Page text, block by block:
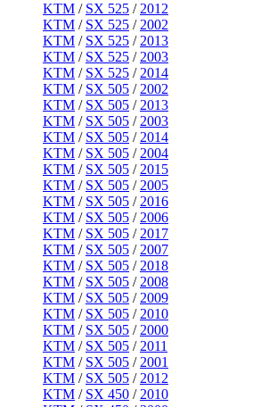
KTM / SX 525 / 2012
KTM / SX 525 / 2002
KTM / SX 525 / 2013
KTM / SX 525 / 2003
KTM / SX 525 / 2014
KTM / SX 505 / 2002
KTM / SX 505 / 2013
KTM / SX 505 / 2003
KTM / SX 505 / 2014
KTM / SX 505 / 2004
KTM / SX 505 / 2015
KTM / SX 505 / 2005
KTM / SX 505 / 2016
KTM / SX 505 / 2006
KTM / SX 505 / 2017
KTM / SX 505 / 2007
KTM / SX 505 / 2018
KTM / SX 505 / 2008
KTM / SX 505 / 2009
KTM / SX 505 / 2010
KTM / SX 505 / 2000
KTM / SX 505 / 2011
KTM / SX 505 / 2001
KTM / SX 505 / 2012
KTM / SX 450 / 2010